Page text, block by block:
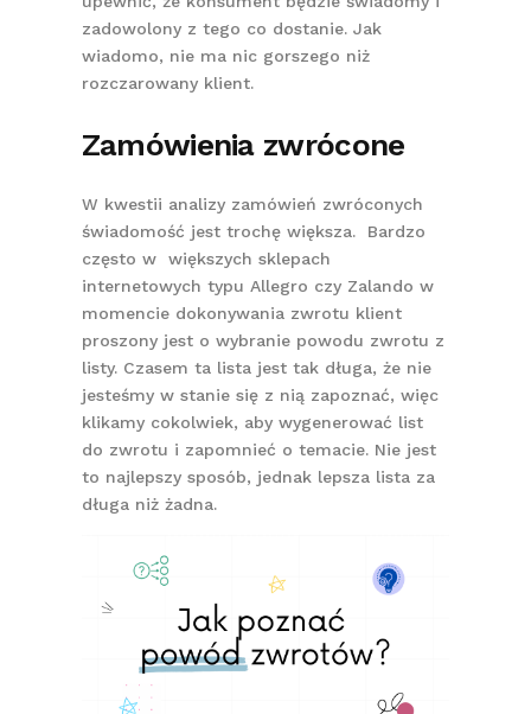
zadowolony z tego co dostanie. Jak
wiadomo, nie ma nic gorszego niż
rozczarowany klient.
Zamówienia zwrócone
W kwestii analizy zamówień zwróconych
świadomość jest trochę większa. Bardzo
często w większych sklepach
internetowych typu Allegro czy Zalando w
momencie dokonywania zwrotu klient
proszony jest o wybranie powodu zwrotu z
listy. Czasem ta lista jest tak długa, że nie
jesteśmy w stanie się z nią zapoznać, więc
klikamy cokolwiek, aby wygenerować list
do zwrotu i zapomnieć o temacie. Nie jest
to najlepszy sposób, jednak lepsza lista za
długa niż żadna.